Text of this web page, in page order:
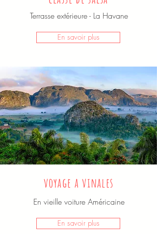
Terrasse extérieure - La Havane
En savoir plus
voyage a vinales
En vieille voiture Américaine
En savoir plus